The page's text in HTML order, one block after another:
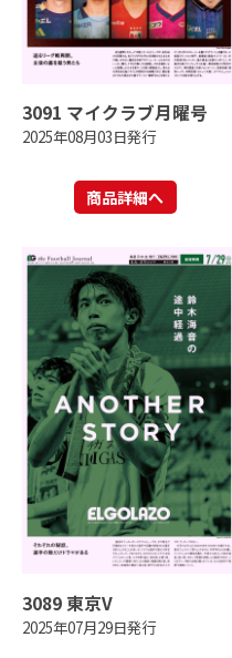
3091 マイクラブ月曜号
2025年08月03日発行
商品詳細へ
3089 東京V
2025年07月29日発行